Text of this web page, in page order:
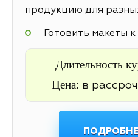
продукцию для
Готовить макеты к
Длительность
Цена: в